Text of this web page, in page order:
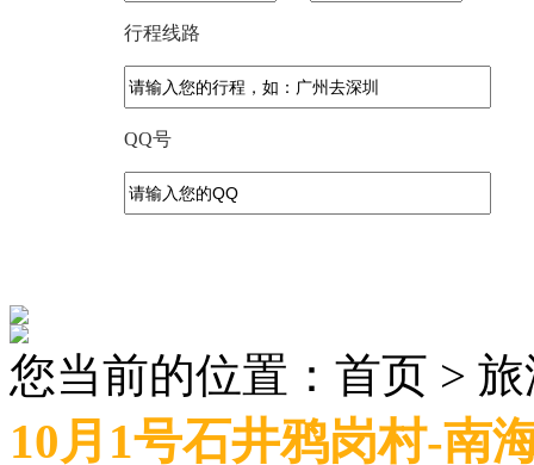
行程线路
QQ号
您当前的位置：首页 >
10月1号石井鸦岗村-南